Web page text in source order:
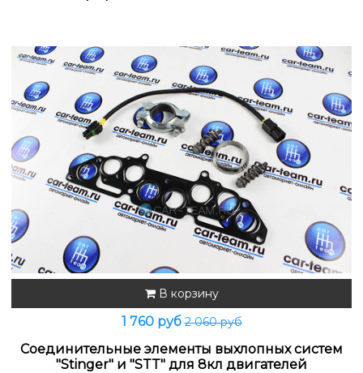
В корзину
1 760 руб2 060 руб
Соединительные элементы выхлопных систем
"Stinger" и "STT" для 8кл двигателей